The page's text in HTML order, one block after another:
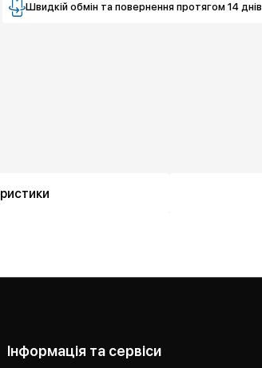
Швидкій обмін та повернення протягом 14 днів
Інформація та сервіси